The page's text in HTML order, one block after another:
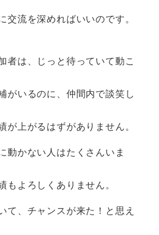
交流を深めればいいのです。
者は、じっと待っていて動こ
がいるのに、仲間内で談笑し
が上がるはずがありません。
動かない人はたくさんいま
もよろしくありません。
て、チャンスが来た！と思え